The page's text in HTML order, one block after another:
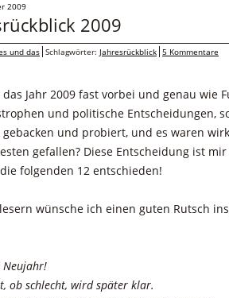
2009
2009
und das Schlagwörter: Jahresrückblick 5 Kommentare
das Jahr 2009 fast vorbei und genau wie
und politische Entscheidungen,
gebacken und probiert, und es waren
gefallen? Diese Entscheidung ist
folgenden 12 entschieden!
wünsche ich einen guten Rutsch ins
Neujahr!
ob schlecht, wird später klar.